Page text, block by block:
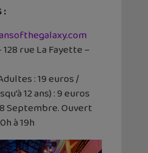
:
rue La Fayette –
: 19 euros /
12 ans) : 9 euros
Septembre. Ouvert
à 19h